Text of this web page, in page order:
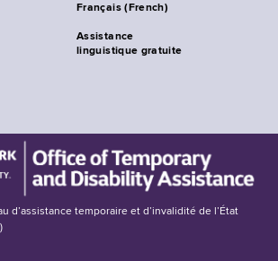
Français (French)
Assistance
linguistique gratuite
d’assistance temporaire et d’invalidité de l’État